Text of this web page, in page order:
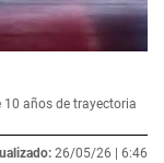
años de trayectoria
26/05/26 | 6:46